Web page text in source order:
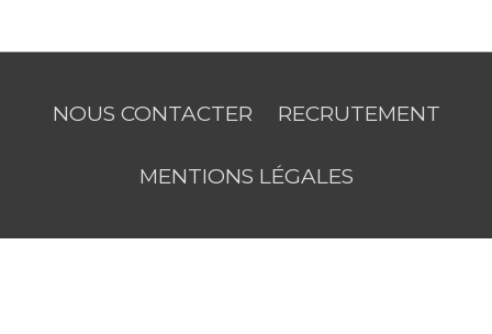
NOUS CONTACTER RECRUTEMENT
MENTIONS LÉGALES